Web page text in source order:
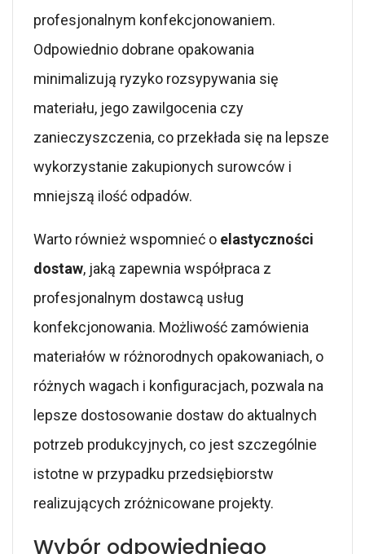
profesjonalnym konfekcjonowaniem.
Odpowiednio dobrane opakowania
minimalizują ryzyko rozsypywania się
materiału, jego zawilgocenia czy
zanieczyszczenia, co przekłada się na lepsze
wykorzystanie zakupionych surowców i
mniejszą ilość odpadów.
Warto również wspomnieć o elastyczności
dostaw, jaką zapewnia współpraca z
profesjonalnym dostawcą usług
konfekcjonowania. Możliwość zamówienia
materiałów w różnorodnych opakowaniach, o
różnych wagach i konfiguracjach, pozwala na
lepsze dostosowanie dostaw do aktualnych
potrzeb produkcyjnych, co jest szczególnie
istotne w przypadku przedsiębiorstw
realizujących zróżnicowane projekty.
Wybór odpowiedniego